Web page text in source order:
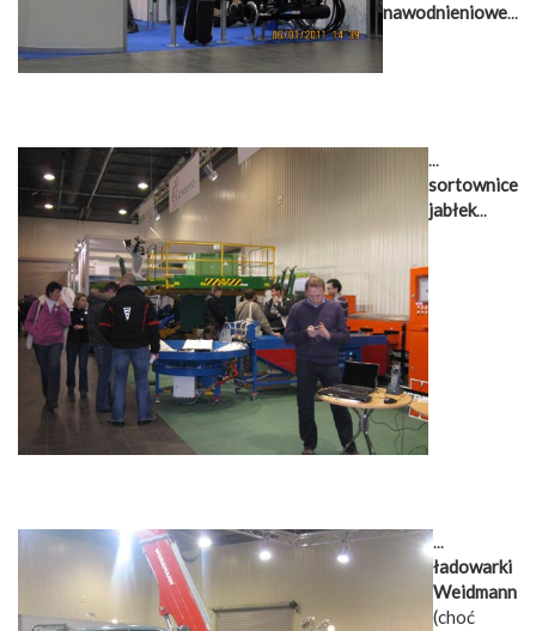
nawodnieniowe...
...
sortownice
jabłek...
...
ładowarki
Weidmann
(choć